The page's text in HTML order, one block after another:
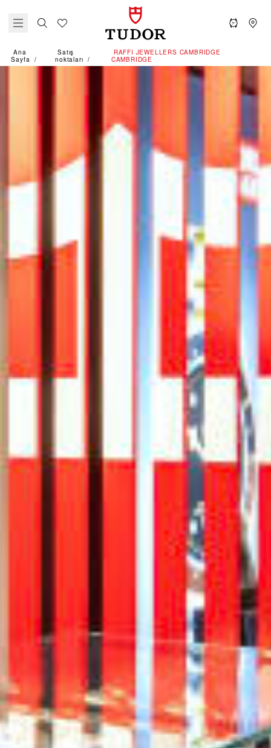
Ana
Sayfa
Satış
noktaları
‭RAFFI JEWELLERS CAMBRIDGE
CAMBRIDGE‬